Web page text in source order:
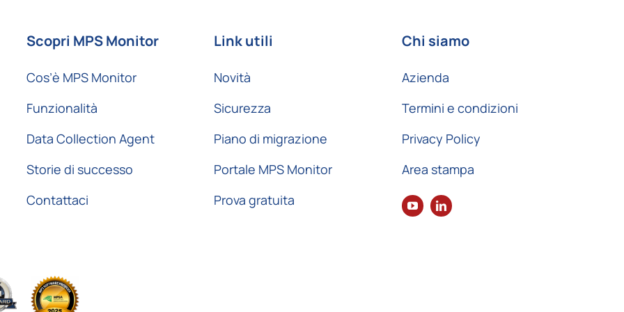
Scopri MPS Monitor
Cos’è MPS Monitor
Funzionalità
Data Collection Agent
Storie di successo
Contattaci
Link utili
Novità
Sicurezza
Piano di migrazione
Portale MPS Monitor
Prova gratuita
Chi siamo
Azienda
Termini e condizioni
Privacy Policy
Area stampa